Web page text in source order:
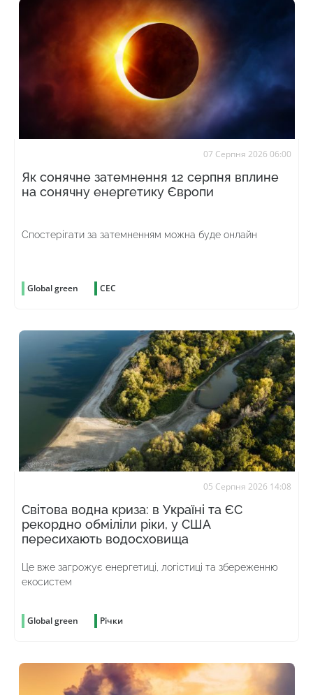
07 Серпня 2026 06:00
Як сонячне затемнення 12 серпня вплине
на сонячну енергетику Європи
Спостерігати за затемненням можна буде онлайн
Global green СЕС
05 Серпня 2026 14:08
Світова водна криза: в Україні та ЄС
рекордно обміліли ріки, у США
пересихають водосховища
Це вже загрожує енергетиці, логістиці та збереженню
екосистем
Global green Річки